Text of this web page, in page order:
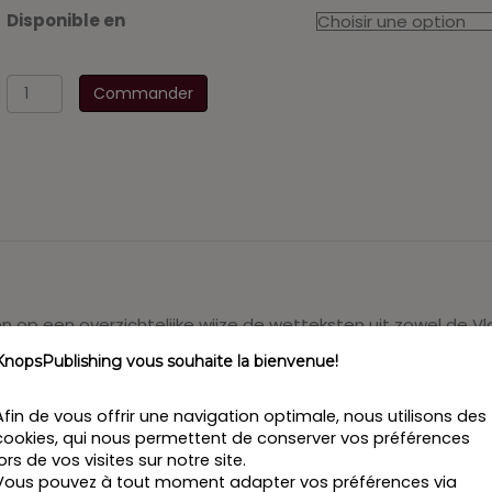
Disponible en
quantité
de
Commander
op een overzichtelijke wijze de wetteksten uit zowel de
van zijn beroep. De codex maakt een selectie
met pagina’s irrelevante rechtsregels. Deze codex
(V.U.B.), licentiaat in de Rechten (V.U.B.)
ORYS Advocaten houdt hij zich bezig met stedenbouw-,
naast is hij docent Vastgoedcontracten bij Syntra
vous souhaite la bienvenue!
de vous offrir une navigation optimale, nous utilisons des
qui nous permettent de conserver vos préférences
de vos visites sur notre site.
pouvez à tout moment adapter vos préférences via